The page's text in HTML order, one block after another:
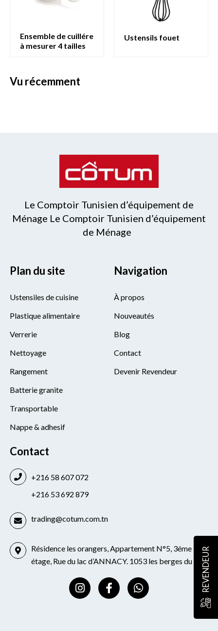
ensemble de cuillére
à mesurer 4 tailles
ustensils fouet
vu récemment
Le Comptoir Tunisien d’équipement de
Ménage Le Comptoir Tunisien d’équipement
de Ménage
Plan du site
Ustensiles de cuisine
Plastique alimentaire
Verrerie
Nettoyage
Rangement
Batterie granite
Transportable
Nappe & adhesif
Navigation
À propos
Nouveautés
Blog
Contact
Devenir Revendeur
Contact
+216 58 607 072
+216 53 692 879
trading@cotum.com.tn
Résidence les orangers, Appartement N°5, 3éme
étage, Rue du lac d’ANNACY. 1053 les berges du lac
I
n
s
F
a
c
W
h
a
REVENDEUR